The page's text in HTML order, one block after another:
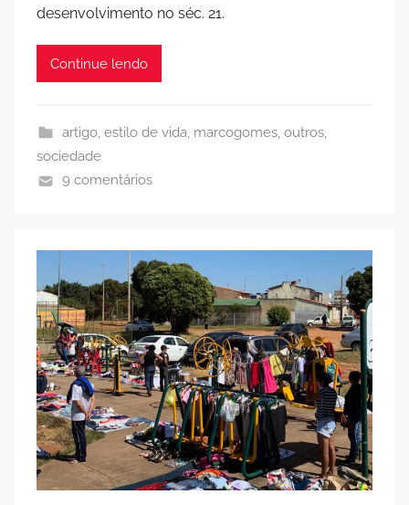
desenvolvimento no séc. 21.
Continue lendo
artigo, estilo de vida, marcogomes, outros,
sociedade
9 comentários